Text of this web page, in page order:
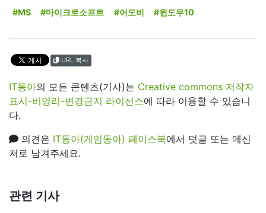
#MS #마이크로소프트 #어도비 #윈도우10
URL 복사
IT동아의 모든 콘텐츠(기사)는 Creative commons 저작자
표시-비영리-변경금지 라이선스에 따라 이용할 수 있습니
다.
의견은 IT동아(게임동아) 페이스북에서 덧글 또는 메신
저로 남겨주세요.
관련 기사